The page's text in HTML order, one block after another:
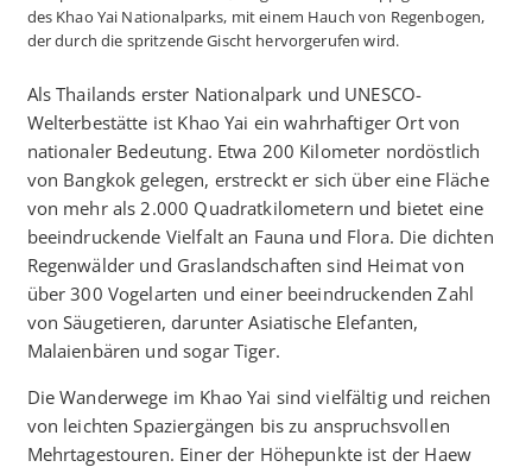
des Khao Yai Nationalparks, mit einem Hauch von Regenbogen,
der durch die spritzende Gischt hervorgerufen wird.
Als Thailands erster Nationalpark und UNESCO-
Welterbestätte ist Khao Yai ein wahrhaftiger Ort von
nationaler Bedeutung. Etwa 200 Kilometer nordöstlich
von Bangkok gelegen, erstreckt er sich über eine Fläche
von mehr als 2.000 Quadratkilometern und bietet eine
beeindruckende Vielfalt an Fauna und Flora. Die dichten
Regenwälder und Graslandschaften sind Heimat von
über 300 Vogelarten und einer beeindruckenden Zahl
von Säugetieren, darunter Asiatische Elefanten,
Malaienbären und sogar Tiger.
Die Wanderwege im Khao Yai sind vielfältig und reichen
von leichten Spaziergängen bis zu anspruchsvollen
Mehrtagestouren. Einer der Höhepunkte ist der Haew